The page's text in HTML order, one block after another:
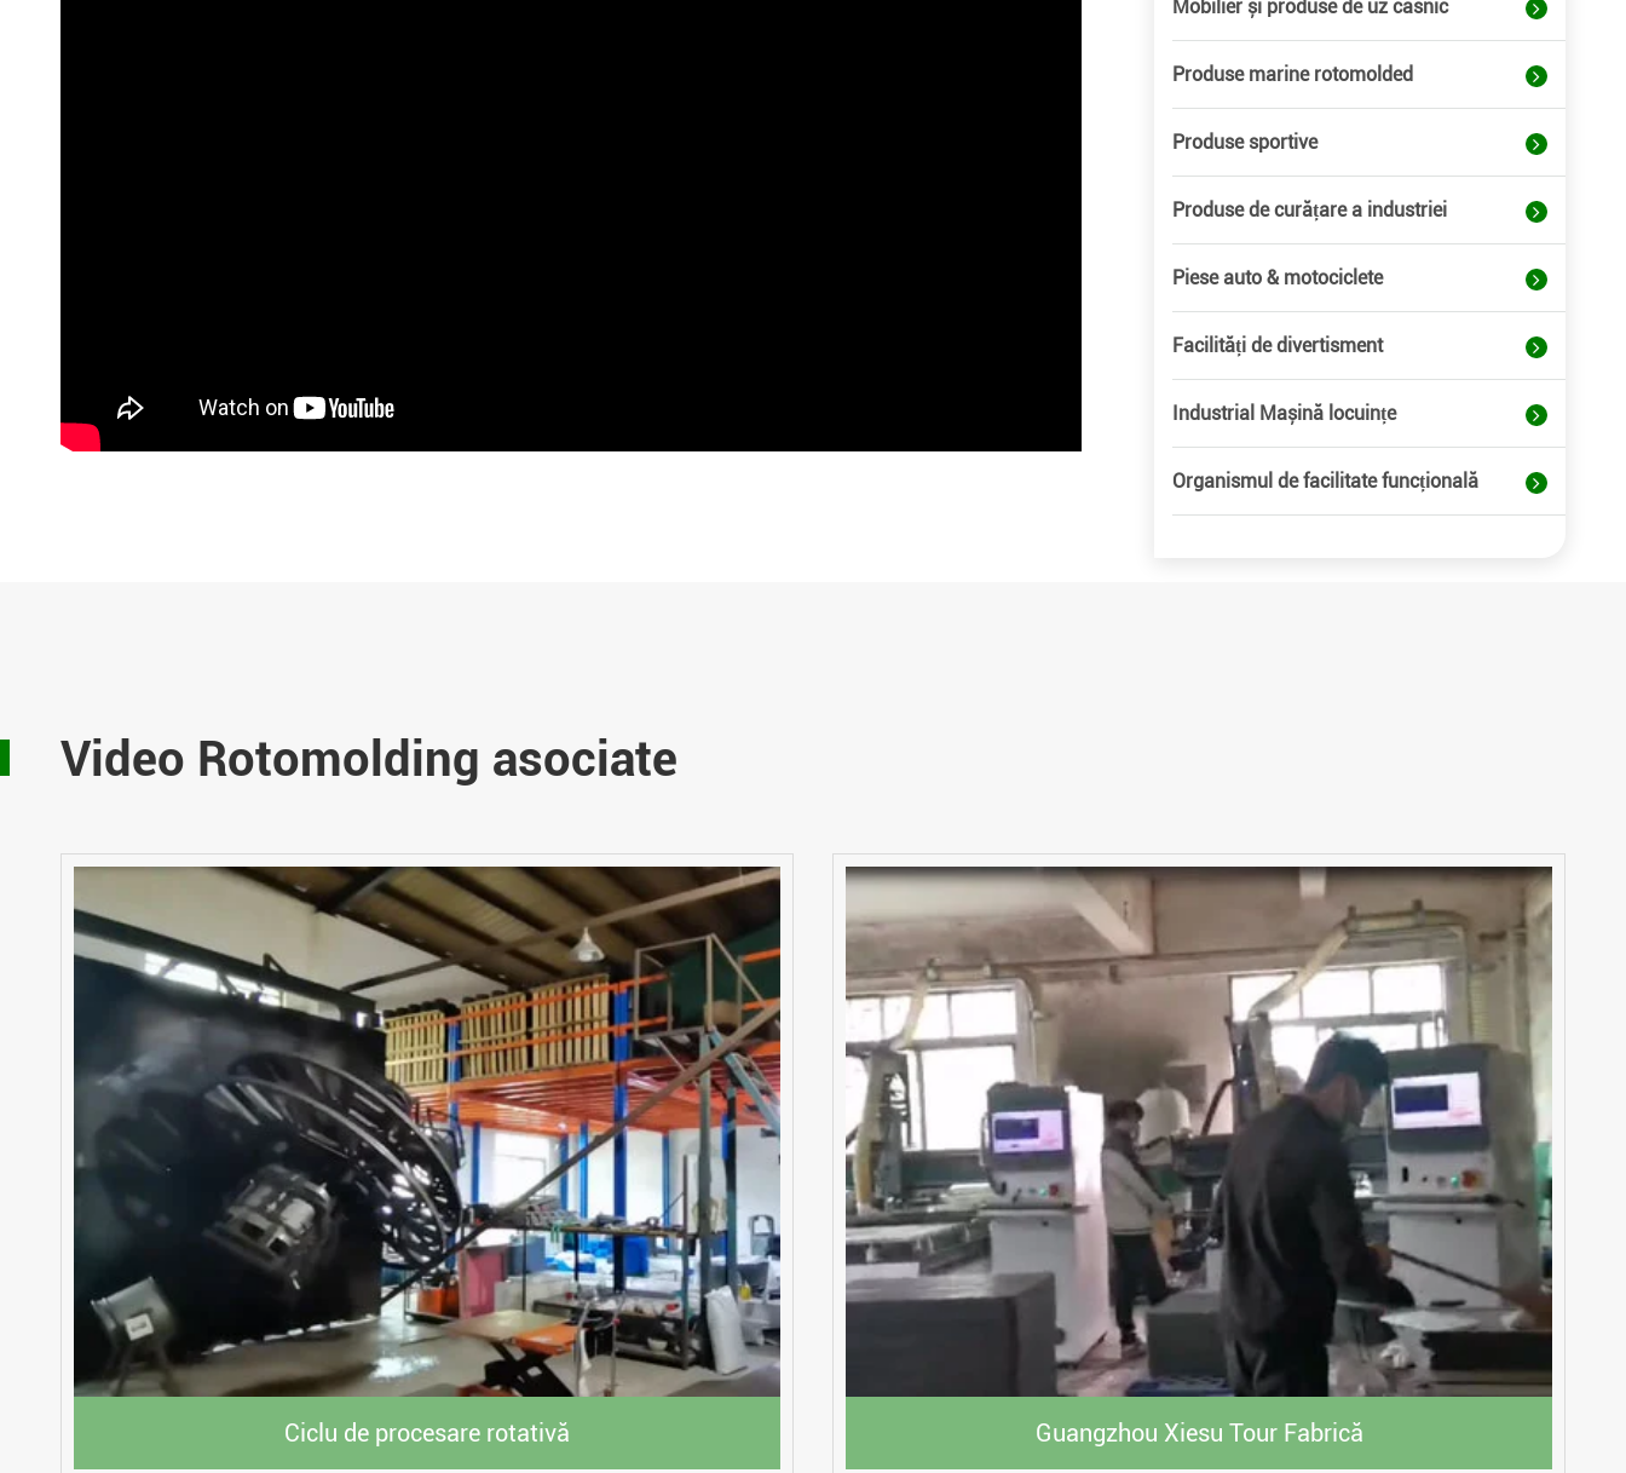
Mobilier și produse de uz casnic
Produse marine rotomolded
Produse sportive
Produse de curățare a industriei
Piese auto & motociclete
Facilități de divertisment
Industrial Mașină locuințe
Organismul de facilitate funcțională
Video Rotomolding asociate
Ciclu de procesare rotativă Guangzhou Xiesu Tour Fabrică